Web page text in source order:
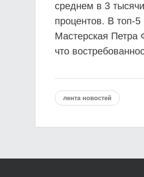
среднем в 3
процентов. В топ-
Мастерская Петра
что
лента новостей